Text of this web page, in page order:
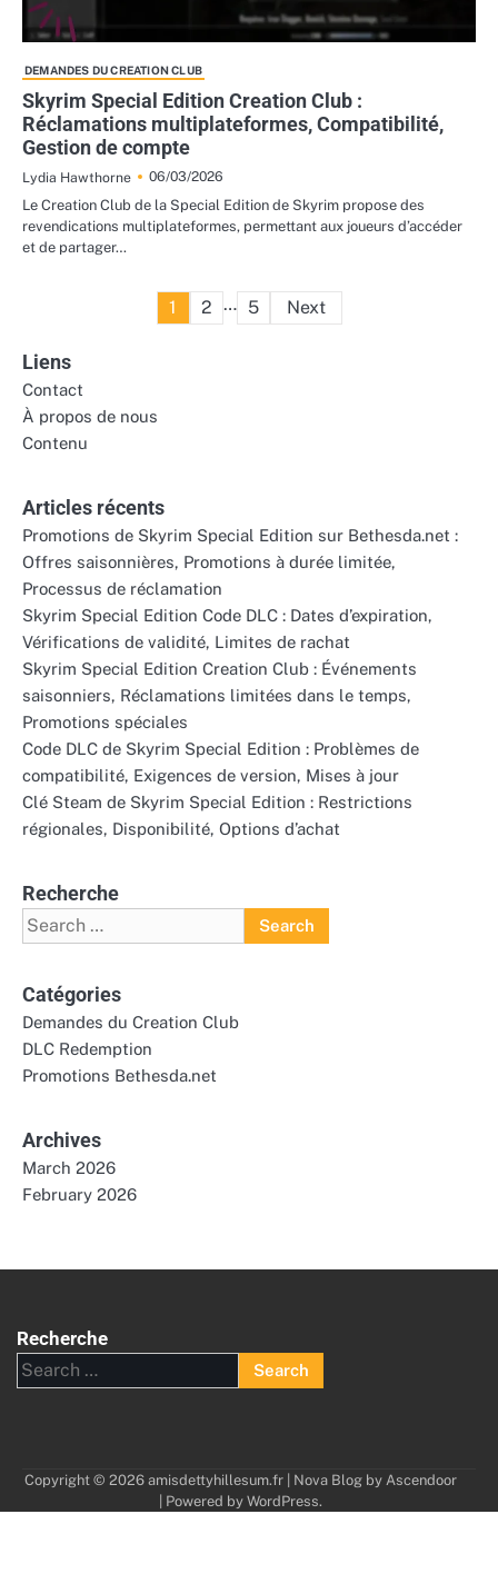
DEMANDES DU CREATION CLUB
Skyrim Special Edition Creation Club :
Réclamations multiplateformes, Compatibilité,
Gestion de compte
Lydia Hawthorne
06/03/2026
Le Creation Club de la Special Edition de Skyrim propose des
revendications multiplateformes, permettant aux joueurs d’accéder
et de partager…
Posts
1 2 … 5 Next
Liens
Contact
À propos de nous
Contenu
Articles récents
Promotions de Skyrim Special Edition sur Bethesda.net :
Offres saisonnières, Promotions à durée limitée,
Processus de réclamation
Skyrim Special Edition Code DLC : Dates d’expiration,
Vérifications de validité, Limites de rachat
Skyrim Special Edition Creation Club : Événements
saisonniers, Réclamations limitées dans le temps,
Promotions spéciales
Code DLC de Skyrim Special Edition : Problèmes de
compatibilité, Exigences de version, Mises à jour
Clé Steam de Skyrim Special Edition : Restrictions
régionales, Disponibilité, Options d’achat
Recherche
Search
for:
Catégories
Demandes du Creation Club
DLC Redemption
Promotions Bethesda.net
Archives
March 2026
February 2026
Recherche
Search
for:
Copyright © 2026 amisdettyhillesum.fr| Nova Blog by Ascendoor
| Powered by WordPress.